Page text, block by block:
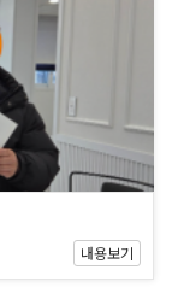
내용보기